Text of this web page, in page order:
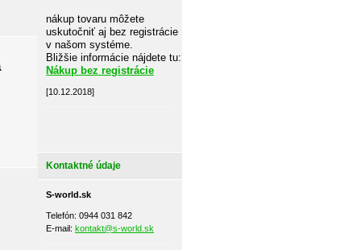
nákup tovaru môžete
uskutočniť aj bez registrácie
v našom systéme.
Bližšie informácie nájdete tu:
Nákup bez registrácie
[10.12.2018]
Kontaktné údaje
S-world.sk
Telefón: 0944 031 842
E-mail: kontakt@s-world.sk